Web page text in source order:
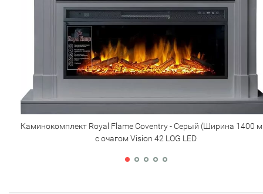
Каминокомплект Royal Flame Coventry - Серый (Ширина 1400
с очагом Vision 42 LOG LED